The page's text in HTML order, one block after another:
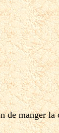
de manger